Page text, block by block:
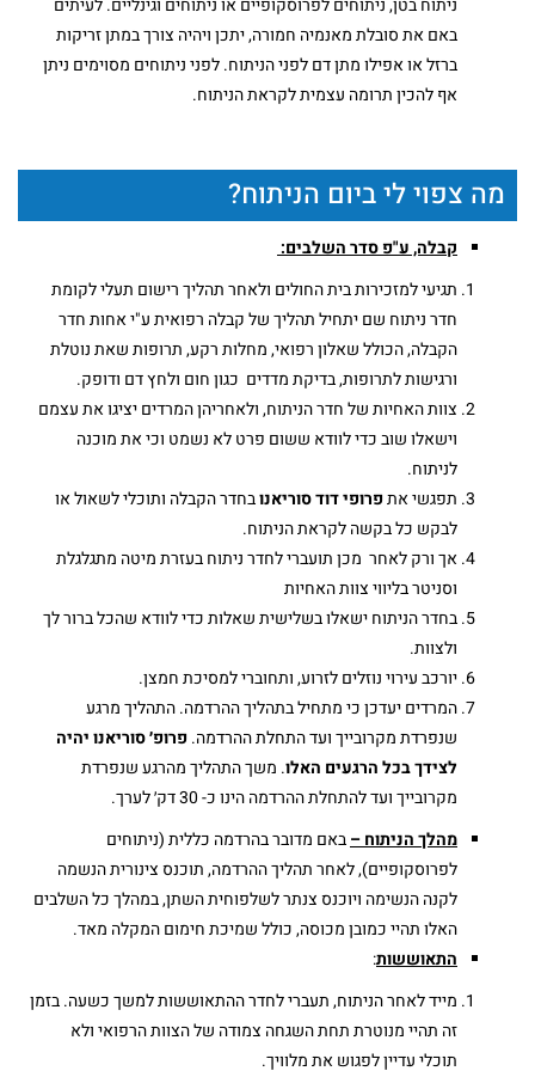
ניתוח בטן, ניתוחים לפרוסקופיים או ניתוחים וגינליים. לעיתים
באם את סובלת מאנמיה חמורה, יתכן ויהיה צורך במתן זריקות
ברזל או אפילו מתן דם לפני הניתוח. לפני ניתוחים מסוימים ניתן
אף להכין תרומה עצמית לקראת הניתוח.
מה צפוי לי ביום הניתוח?
קבלה, ע"פ סדר השלבים:
תגיעי למזכירות בית החולים ולאחר תהליך רישום תעלי לקומת
חדר ניתוח שם יתחיל תהליך של קבלה רפואית ע"י אחות חדר
הקבלה, הכולל שאלון רפואי, מחלות רקע, תרופות שאת נוטלת
ורגישות לתרופות, בדיקת מדדים כגון חום ולחץ דם ודופק.
צוות האחיות של חדר הניתוח, ולאחריהן המרדים יציגו את עצמם
וישאלו שוב כדי לוודא ששום פרט לא נשמט וכי את מוכנה
לניתוח.
תפגשי אתפרופי דוד סוריאנובחדר הקבלה ותוכלי לשאול או
לבקש כל בקשה לקראת הניתוח.
אך ורק לאחר מכן תועברי לחדר ניתוח בעזרת מיטה מתגלגלת
וסניטר בליווי צוות האחיות
בחדר הניתוח ישאלו בשלישית שאלות כדי לוודא שהכל ברור לך
ולצוות.
יורכב עירוי נוזלים לזרוע, ותחוברי למסיכת חמצן.
המרדים יעדכן כי מתחיל בתהליך ההרדמה. התהליך מרגע
שנפרדת מקרובייך ועד התחלת ההרדמה.פרופ׳ סוריאנויהיה
לצידך בכל הרגעים האלו. משך התהליך מהרגע שנפרדת
מקרובייך ועד להתחלת ההרדמה הינו כ- 30 דק׳ לערך.
מהלך הניתוח –באם מדובר בהרדמה כללית (ניתוחים
לפרוסקופיים), לאחר תהליך ההרדמה, תוכנס צינורית הנשמה
לקנה הנשימה ויוכנס צנתר לשלפוחית השתן, במהלך כל השלבים
האלו תהיי כמובן מכוסה, כולל שמיכת חימום המקלה מאד.
התאוששות:
מייד לאחר הניתוח, תעברי לחדר ההתאוששות למשך כשעה. בזמן
זה תהיי מנוטרת תחת השגחה צמודה של הצוות הרפואי ולא
תוכלי עדיין לפגוש את מלוויך.